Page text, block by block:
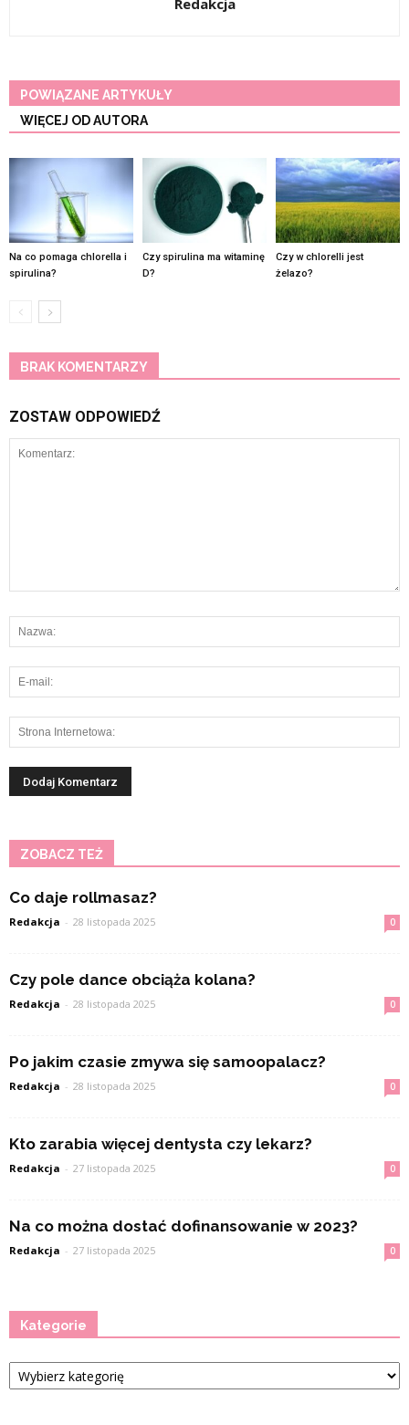
POWIĄZANE ARTYKUŁY
WIĘCEJ OD AUTORA
Na co pomaga chlorella i
spirulina?
Czy spirulina ma witaminę
D?
Czy w chlorelli jest
żelazo?
BRAK KOMENTARZY
ZOSTAW ODPOWIEDŹ
ZOBACZ TEŻ
Co daje rollmasaz?
Redakcja - 28 listopada 2025 0
Czy pole dance obciąża kolana?
Redakcja - 28 listopada 2025 0
Po jakim czasie zmywa się samoopalacz?
Redakcja - 28 listopada 2025 0
Kto zarabia więcej dentysta czy lekarz?
Redakcja - 27 listopada 2025 0
Na co można dostać dofinansowanie w 2023?
Redakcja - 27 listopada 2025 0
Kategorie
Kategorie